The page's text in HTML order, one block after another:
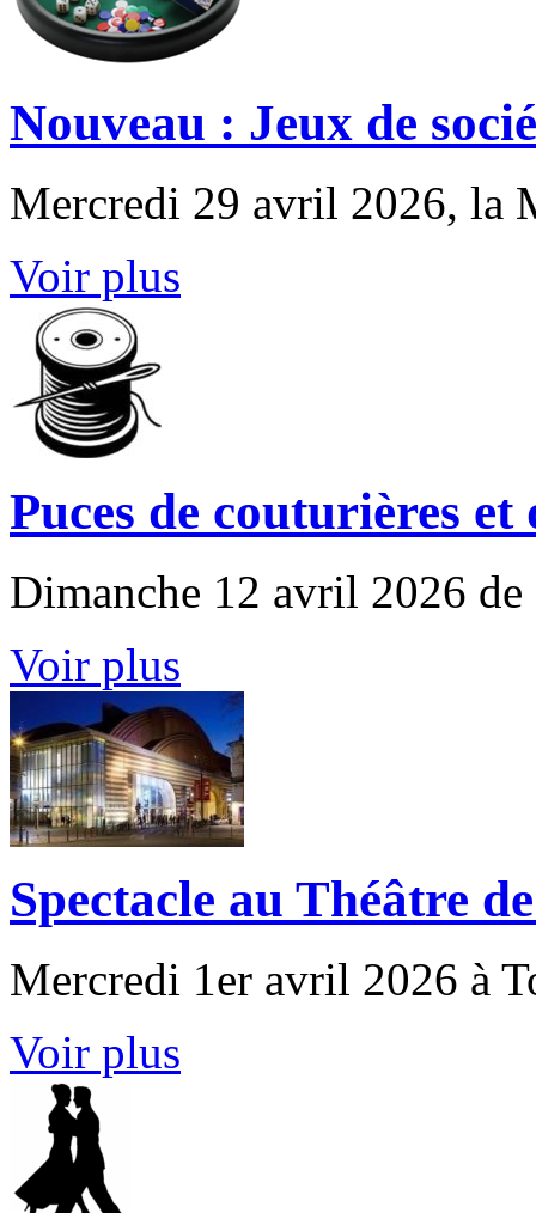
Nouveau : Jeux de
Mercredi 29 avril 2026, la
Voir plus
Puces de couturières
Dimanche 12 avril 2026
Voir plus
Spectacle au Théâtre
Mercredi 1er avril 2026 à
Voir plus